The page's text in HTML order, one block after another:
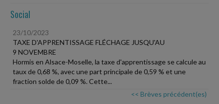
Social
23/10/2023
TAXE D'APPRENTISSAGE FLÉCHAGE JUSQU'AU
9 NOVEMBRE
Hormis en Alsace-Moselle, la taxe d'apprentissage se calcule au
taux de 0,68 %, avec une part principale de 0,59 % et une
fraction solde de 0,09 %. Cette...
<< Brèves précédent(es)